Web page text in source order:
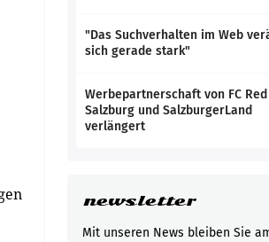
"Das Suchverhalten im Web
sich gerade stark"
Werbepartnerschaft von FC
Salzburg und SalzburgerLand
verlängert
newsletter
Mit unseren News bleiben Sie